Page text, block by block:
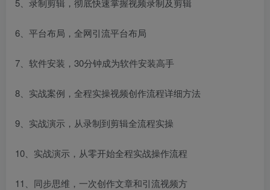
6、平台布局，全网引流平台布局
7、软件安装，30分钟成为软件安装高手
8、实战案例，全程实操视频创作流程详细方法
9、实战演示，从录制到剪辑全流程实操
10、实战演示，从零开始全程实战操作流程
11、同步思维，一次创作文章和引流视频方